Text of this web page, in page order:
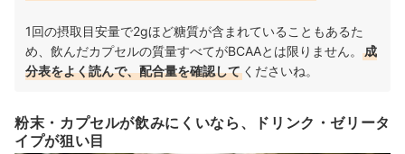
1回の摂取目安量で2gほど糖質が含まれていることもあるた
め、飲んだカプセルの質量すべてがBCAAとは限りません。
成
分表をよく読んで、配合量を確認して くださいね。
粉末・カプセルが飲みにくいなら、ドリンク・ゼリータ
イプが狙い目